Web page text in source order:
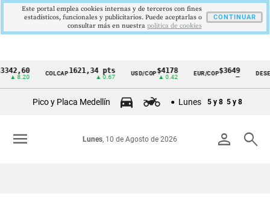
Cintillo
Colombia
COLCAP1621,34 pts USD/COP$4178
▲ 0.42
EUR/COP$3649
—
DESEMPLEO
Pico y Placa Medellín Lunes 5 y 8 5 y 8
person search
Lunes, 10 de Agosto de 2026
menu
Este portal emplea cookies internas y de terceros con fines
estadísticos, funcionales y publicitarios. Puede aceptarlas o
consultar más en nuestra politica de cookies
CONTINUAR